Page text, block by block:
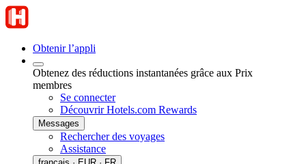
Obtenir l’appli
Obtenez des réductions instantanées grâce aux Prix
membres
Se connecter
Découvrir Hotels.com Rewards
Messages
Rechercher des voyages
Assistance